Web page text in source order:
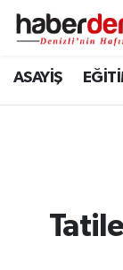
ASAYİŞ
Denizli